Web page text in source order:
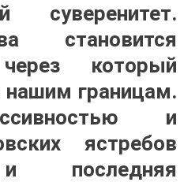
суверенитет.
становится
который
нашим границам.
и
ястребов
последняя